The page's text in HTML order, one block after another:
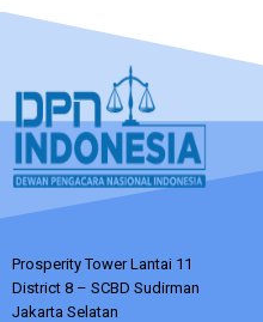
Prosperity Tower Lantai 11
District 8 – SCBD Sudirman
Jakarta Selatan